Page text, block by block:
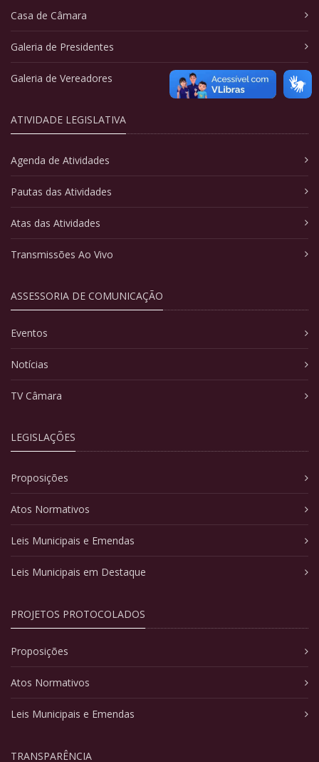
Casa de Câmara
Galeria de Presidentes
Galeria de Vereadores
ATIVIDADE LEGISLATIVA
Agenda de Atividades
Pautas das Atividades
Atas das Atividades
Transmissões Ao Vivo
ASSESSORIA DE COMUNICAÇÃO
Eventos
Notícias
TV Câmara
LEGISLAÇÕES
Proposições
Atos Normativos
Leis Municipais e Emendas
Leis Municipais em Destaque
PROJETOS PROTOCOLADOS
Proposições
Atos Normativos
Leis Municipais e Emendas
TRANSPARÊNCIA